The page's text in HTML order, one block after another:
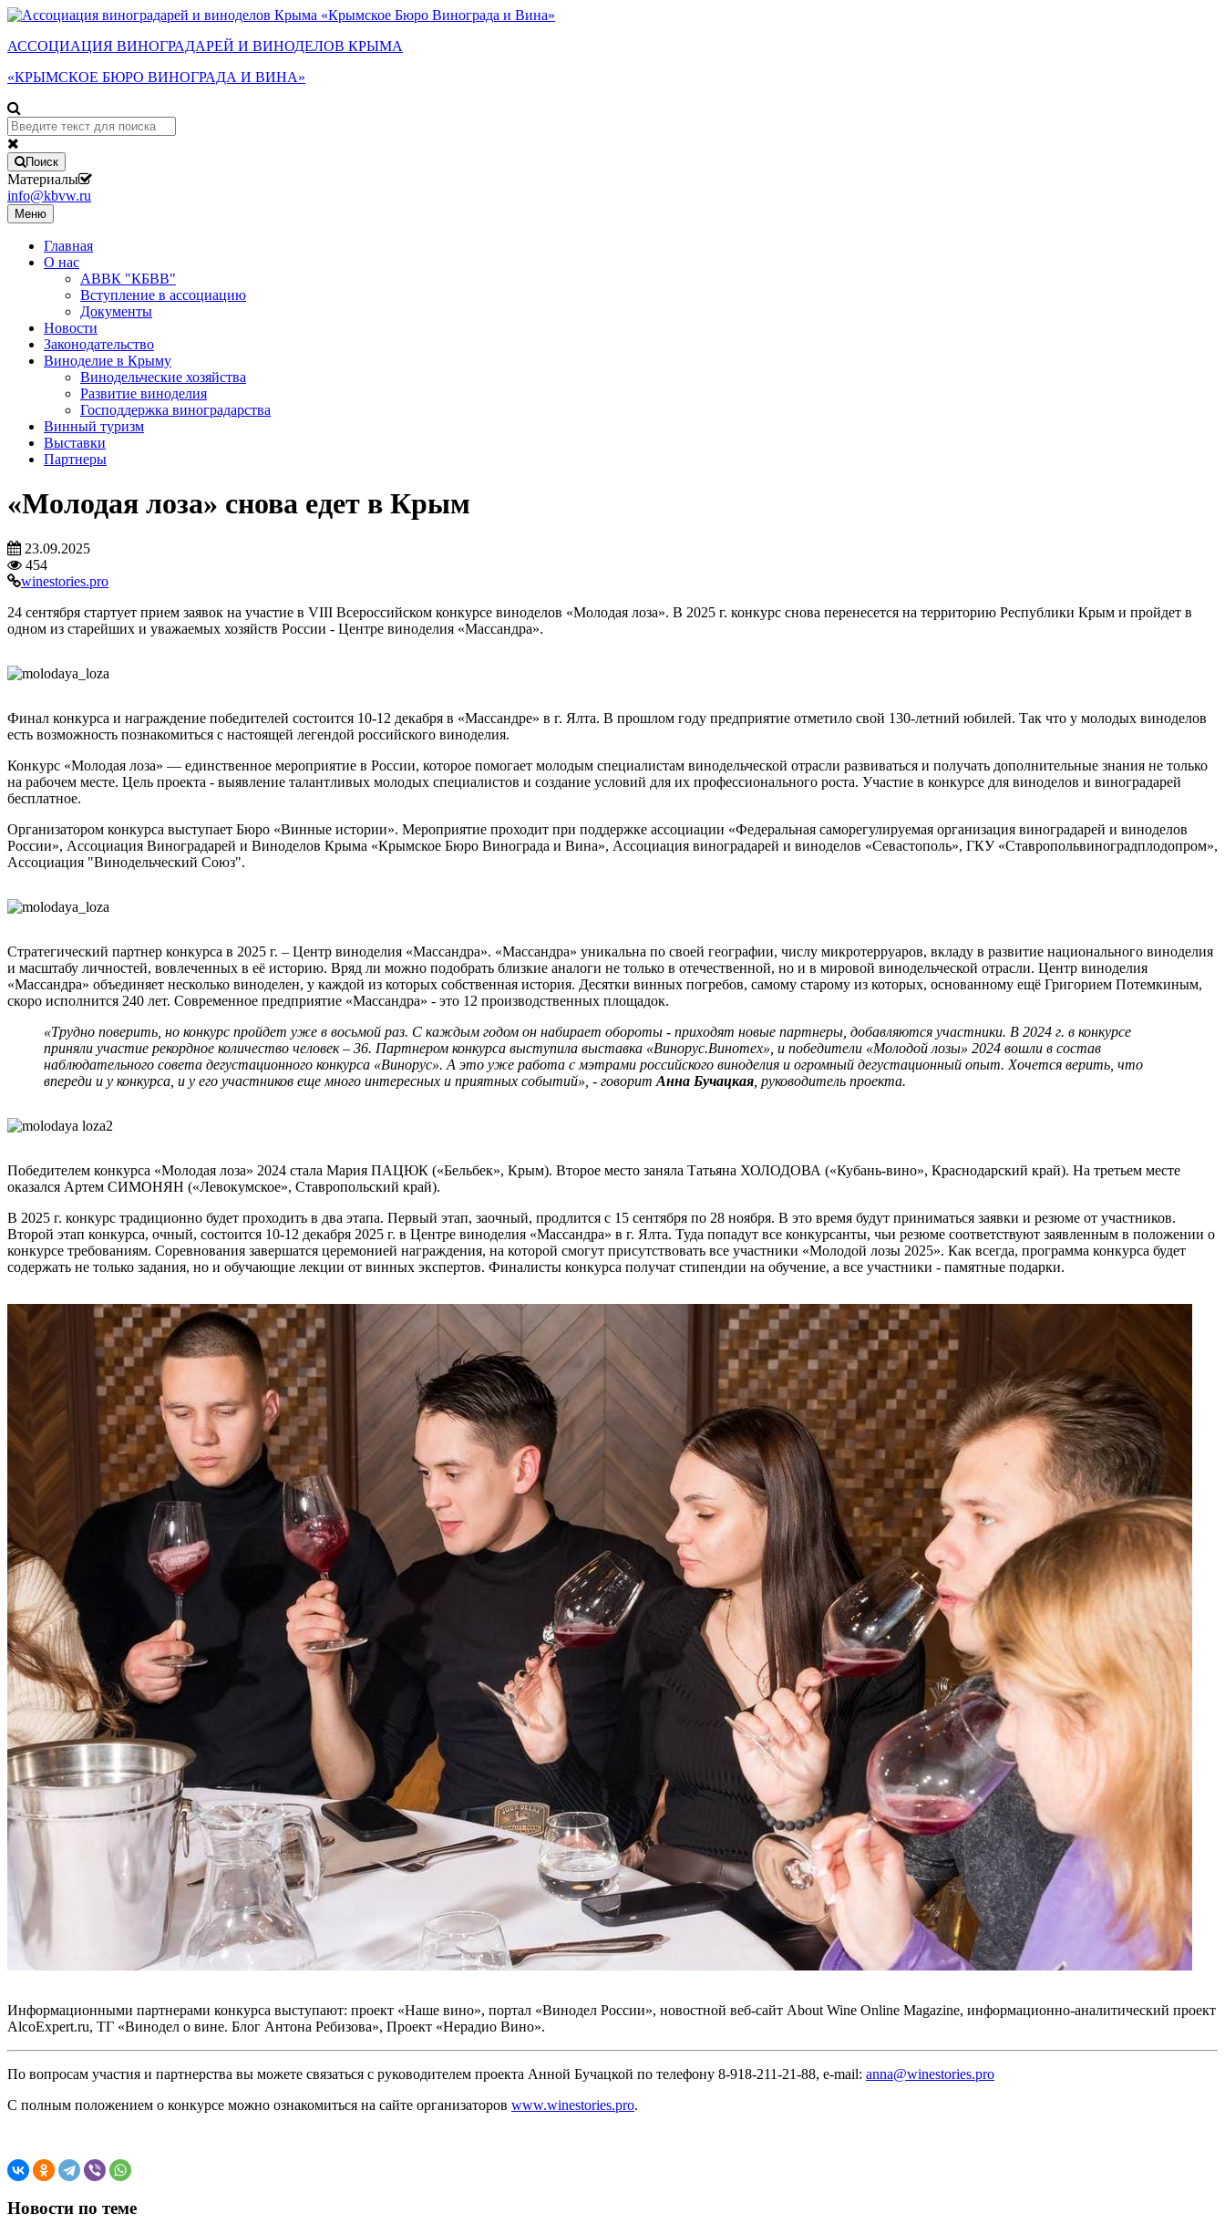
АССОЦИАЦИЯ ВИНОГРАДАРЕЙ И ВИНОДЕЛОВ КРЫМА
«КРЫМСКОЕ БЮРО ВИНОГРАДА И ВИНА»
Поиск
Материалы
info@kbvw.ru
Меню
Главная
О нас
АВВК "КБВВ"
Вступление в ассоциацию
Документы
Новости
Законодательство
Виноделие в Крыму
Винодельческие хозяйства
Развитие виноделия
Господдержка виноградарства
Винный туризм
Выставки
Партнеры
«Молодая лоза» снова едет в Крым
23.09.2025
454
winestories.pro
24 сентября стартует прием заявок на участие в VIII Всероссийском конкурсе виноделов «Молодая лоза». В 2025 г. конкурс снова перенесется на территорию Республики Крым и пройдет в
одном из старейших и уважаемых хозяйств России - Центре виноделия «Массандра».
Финал конкурса и награждение победителей состоится 10-12 декабря в «Массандре» в г. Ялта. В прошлом году предприятие отметило свой 130-летний юбилей. Так что у молодых виноделов
есть возможность познакомиться с настоящей легендой российского виноделия.
Конкурс «Молодая лоза» — единственное мероприятие в России, которое помогает молодым специалистам винодельческой отрасли развиваться и получать дополнительные знания не только
на рабочем месте. Цель проекта - выявление талантливых молодых специалистов и создание условий для их профессионального роста. Участие в конкурсе для виноделов и виноградарей
бесплатное.
Организатором конкурса выступает Бюро «Винные истории». Мероприятие проходит при поддержке ассоциации «Федеральная саморегулируемая организация виноградарей и виноделов
России», Ассоциация Виноградарей и Виноделов Крыма «Крымское Бюро Винограда и Вина», Ассоциация виноградарей и виноделов «Севастополь», ГКУ «Ставропольвиноградплодопром»,
Ассоциация "Винодельческий Союз".
Стратегический партнер конкурса в 2025 г. – Центр виноделия «Массандра». «Массандра» уникальна по своей географии, числу микротерруаров, вкладу в развитие национального виноделия
и масштабу личностей, вовлеченных в её историю. Вряд ли можно подобрать близкие аналоги не только в отечественной, но и в мировой винодельческой отрасли. Центр виноделия
«Массандра» объединяет несколько виноделен, у каждой из которых собственная история. Десятки винных погребов, самому старому из которых, основанному ещё Григорием Потемкиным,
скоро исполнится 240 лет. Современное предприятие «Массандра» - это 12 производственных площадок.
«Трудно поверить, но конкурс пройдет уже в восьмой раз. С каждым годом он набирает обороты - приходят новые партнеры, добавляются участники. В 2024 г. в конкурсе
приняли участие рекордное количество человек – 36. Партнером конкурса выступила выставка «Винорус.Винотех», и победители «Молодой лозы» 2024 вошли в состав
наблюдательного совета дегустационного конкурса «Винорус». А это уже работа с мэтрами российского виноделия и огромный дегустационный опыт. Хочется верить, что
впереди и у конкурса, и у его участников еще много интересных и приятных событий», - говорит Анна Бучацкая , руководитель проекта.
Победителем конкурса «Молодая лоза» 2024 стала Мария ПАЦЮК («Бельбек», Крым). Второе место заняла Татьяна ХОЛОДОВА («Кубань-вино», Краснодарский край). На третьем месте
оказался Артем СИМОНЯН («Левокумское», Ставропольский край).
В 2025 г. конкурс традиционно будет проходить в два этапа. Первый этап, заочный, продлится с 15 сентября по 28 ноября. В это время будут приниматься заявки и резюме от участников.
Второй этап конкурса, очный, состоится 10-12 декабря 2025 г. в Центре виноделия «Массандра» в г. Ялта. Туда попадут все конкурсанты, чьи резюме соответствуют заявленным в положении о
конкурсе требованиям. Соревнования завершатся церемонией награждения, на которой смогут присутствовать все участники «Молодой лозы 2025». Как всегда, программа конкурса будет
содержать не только задания, но и обучающие лекции от винных экспертов. Финалисты конкурса получат стипендии на обучение, а все участники - памятные подарки.
Информационными партнерами конкурса выступают: проект «Наше вино», портал «Винодел России», новостной веб-сайт About Wine Online Magazine, информационно-аналитический проект
AlcoExpert.ru, ТГ «Винодел о вине. Блог Антона Ребизова», Проект «Нерадио Вино».
По вопросам участия и партнерства вы можете связаться с руководителем проекта Анной Бучацкой по телефону 8-918-211-21-88, e-mail: anna@winestories.pro
С полным положением о конкурсе можно ознакомиться на сайте организаторов www.winestories.pro.
Новости по теме